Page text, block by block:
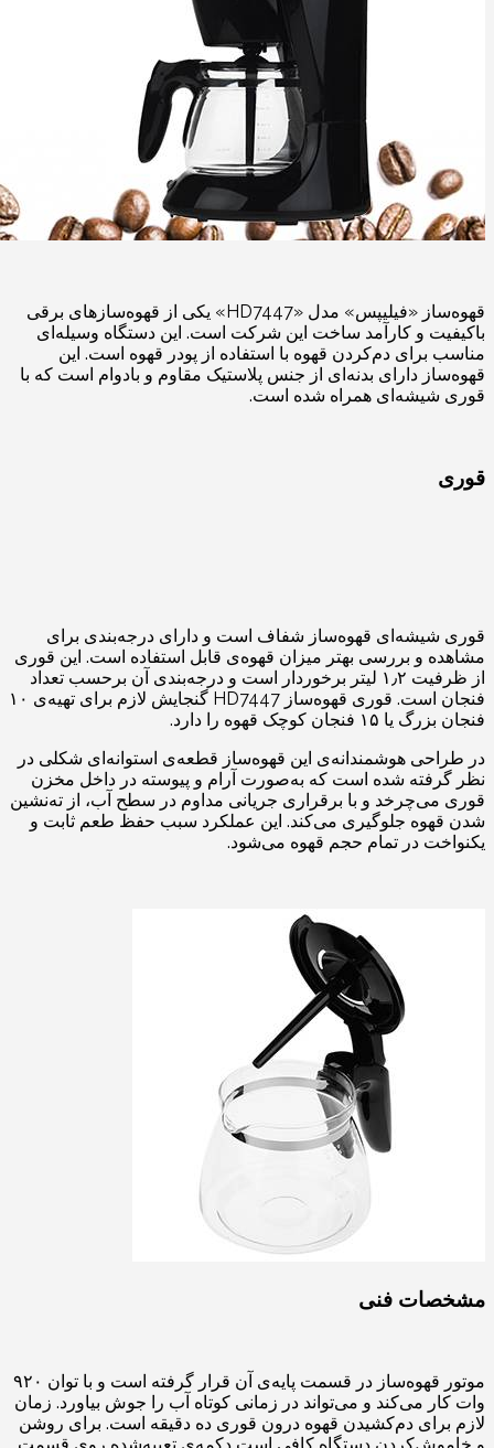
قهوه‌ساز «فیلیپس» مدل «HD7447» یکی از قهوه‌سازهای برقی
باکیفیت و کارآمد ساخت این شرکت است. این دستگاه وسیله‌ای
مناسب برای دم‌کردن قهوه با استفاده از پودر قهوه است. این
قهوه‌ساز دارای بدنه‌ای از جنس پلاستیک مقاوم و بادوام است که با
قوری شیشه‌ای همراه شده است.
قوری
قوری شیشه‌ای قهوه‌ساز شفاف است و دارای درجه‌بندی برای
مشاهده و بررسی بهتر میزان قهوه‌ی قابل استفاده است. این قوری
از ظرفیت ۱٫۲ لیتر برخوردار است و درجه‌بندی آن برحسب تعداد
فنجان است. قوری قهوه‌ساز HD7447 گنجایش لازم برای تهیه‌ی ۱۰
فنجان بزرگ یا ۱۵ فنجان کوچک قهوه را دارد.
در طراحی هوشمندانه‌ی این قهوه‌ساز قطعه‌ی استوانه‌ای شکلی در
نظر گرفته شده است که به‌صورت آرام و پیوسته در داخل مخزن
قوری می‌چرخد و با برقراری جریانی مداوم در سطح آب، از ته‌نشین
شدن قهوه جلوگیری می‌کند. این عملکرد سبب حفظ طعم ثابت و
یکنواخت در تمام حجم قهوه می‌شود.
مشخصات فنی
موتور قهوه‌ساز در قسمت پایه‌ی آن قرار گرفته است و با توان ۹۲۰
وات کار می‌کند و می‌تواند در زمانی کوتاه آب را جوش بیاورد. زمان
لازم برای دم‌کشیدن قهوه درون قوری ده دقیقه است. برای روشن
و خاموش‌کردن دستگاه کافی است دکمه‌ی تعبیه‌شده روی قسمت